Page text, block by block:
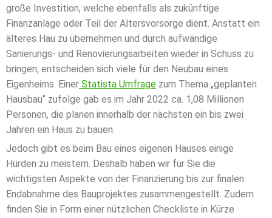
große Investition, welche ebenfalls als zukünftige
Finanzanlage oder Teil der Altersvorsorge dient. Anstatt ein
älteres Hau zu übernehmen und durch aufwändige
Sanierungs- und Renovierungsarbeiten wieder in Schuss zu
bringen, entscheiden sich viele für den Neubau eines
Eigenheims. Einer Statista Umfrage zum Thema „geplanten
Hausbau“ zufolge gab es im Jahr 2022 ca. 1,08 Millionen
Personen, die planen innerhalb der nächsten ein bis zwei
Jahren ein Haus zu bauen.
Jedoch gibt es beim Bau eines eigenen Hauses einige
Hürden zu meistern. Deshalb haben wir für Sie die
wichtigsten Aspekte von der Finanzierung bis zur finalen
Endabnahme des Bauprojektes zusammengestellt. Zudem
finden Sie in Form einer nützlichen Checkliste in Kürze